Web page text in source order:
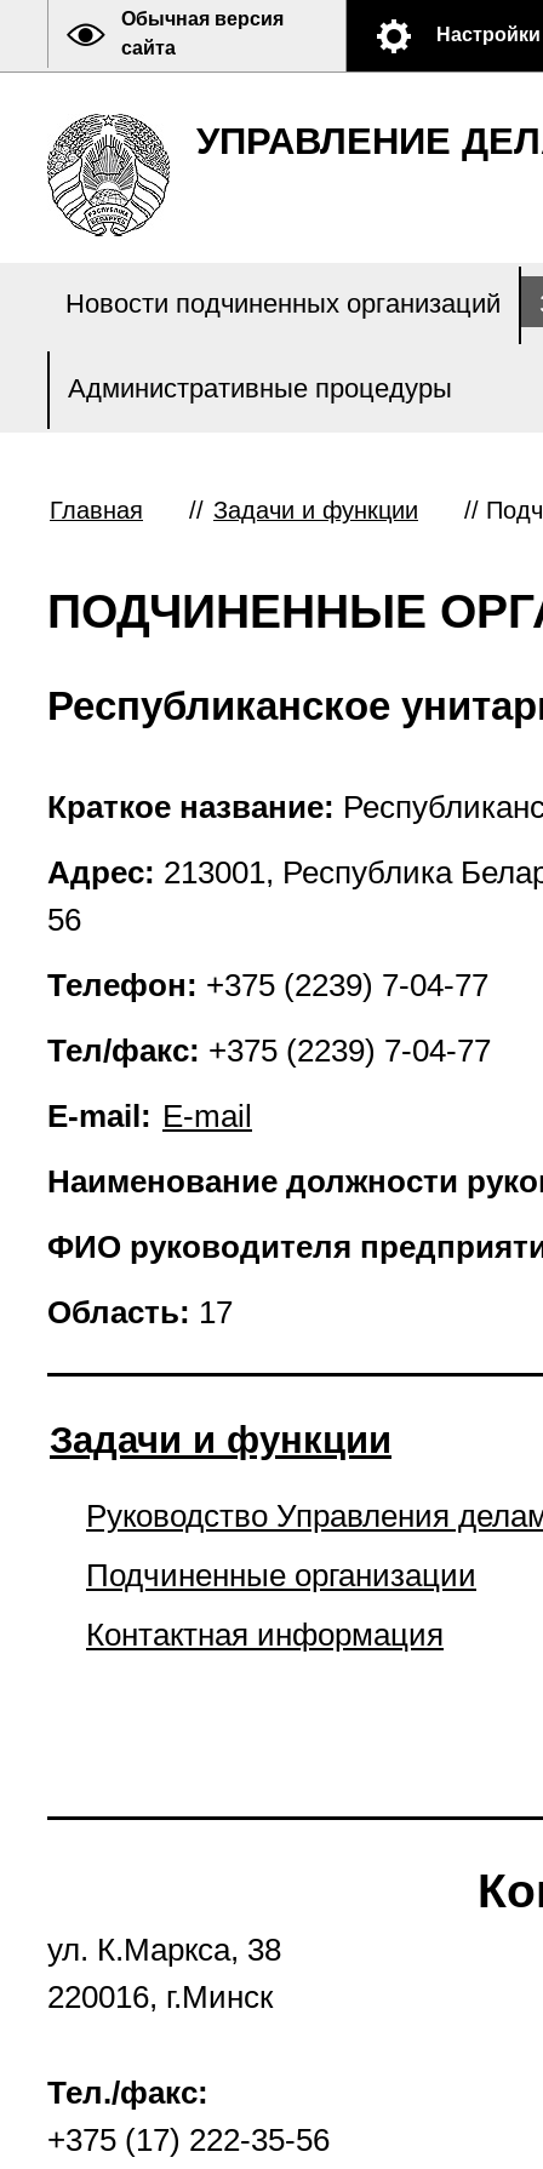
Обычная версия
сайта
Настройки
УПРАВЛЕНИЕ
Новости подчиненных организаций
Административные процедуры
Главная // Задачи и функции //
ПОДЧИНЕННЫЕ
Республиканское
Краткое название:
Адрес: 213001, Республика
56
Телефон: +375 (2239) 7-04-77
Тел/факс: +375 (2239) 7-04-77
E-mail: E-mail
Наименование должности
ФИО руководителя
Область: 17
Задачи и функции
Руководство Управления
Подчиненные организации
Контактная информация
ул. К.Маркса, 38
220016, г.Минск
Тел./факс:
+375 (17) 222-35-56